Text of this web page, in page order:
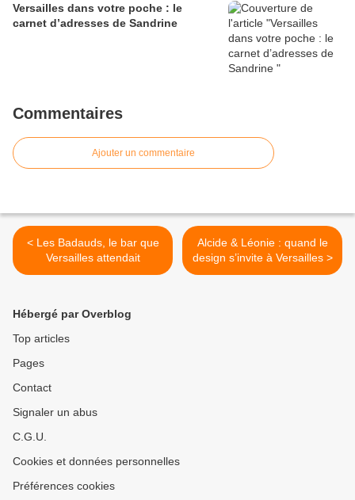
Versailles dans votre poche : le
carnet d’adresses de Sandrine
Commentaires
Ajouter un commentaire
< Les Badauds, le bar que
Versailles attendait
Alcide & Léonie : quand le
design s’invite à Versailles >
Hébergé par Overblog
Top articles
Pages
Contact
Signaler un abus
C.G.U.
Cookies et données personnelles
Préférences cookies